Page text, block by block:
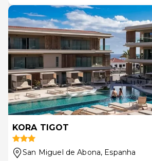
KORA TIGOT
San Miguel de Abona, Espanha